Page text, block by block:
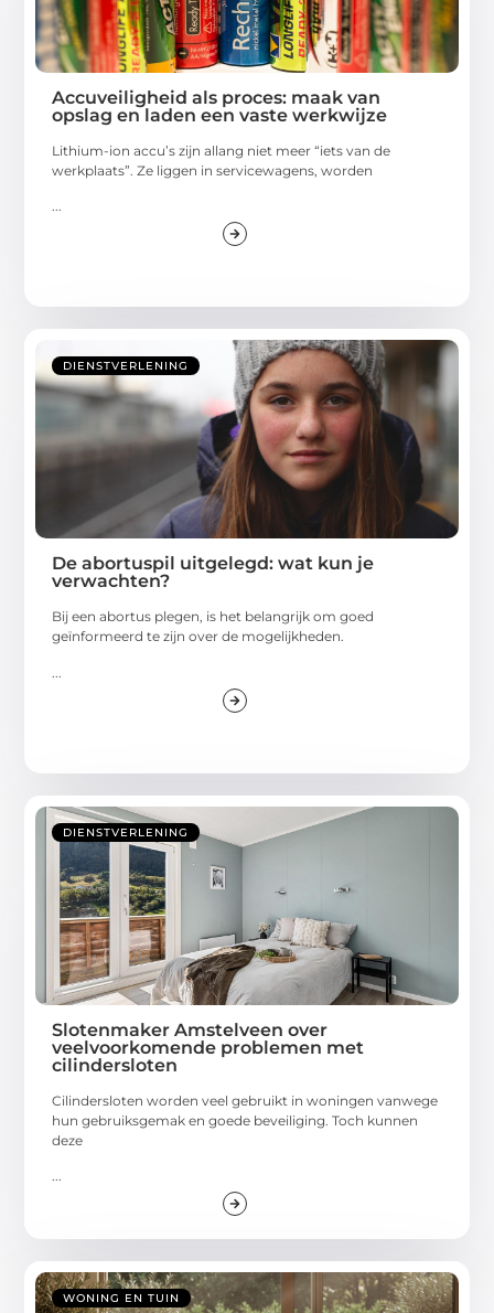
Accuveiligheid als proces: maak van
opslag en laden een vaste werkwijze
Lithium-ion accu’s zijn allang niet meer “iets van de
werkplaats”. Ze liggen in servicewagens, worden
...
DIENSTVERLENING
De abortuspil uitgelegd: wat kun je
verwachten?
Bij een abortus plegen, is het belangrijk om goed
geïnformeerd te zijn over de mogelijkheden.
DIENSTVERLENING
Slotenmaker Amstelveen over
veelvoorkomende problemen met
cilindersloten
Cilindersloten worden veel gebruikt in woningen vanwege
hun gebruiksgemak en goede beveiliging. Toch kunnen
deze
WONING EN TUIN